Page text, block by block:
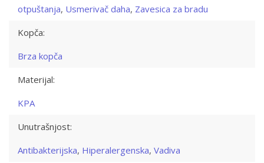
otpuštanja, Usmerivač daha, Zavesica za bradu
Kopča:
Brza kopča
Materijal:
KPA
Unutrašnjost:
Antibakterijska, Hiperalergenska, Vadiva